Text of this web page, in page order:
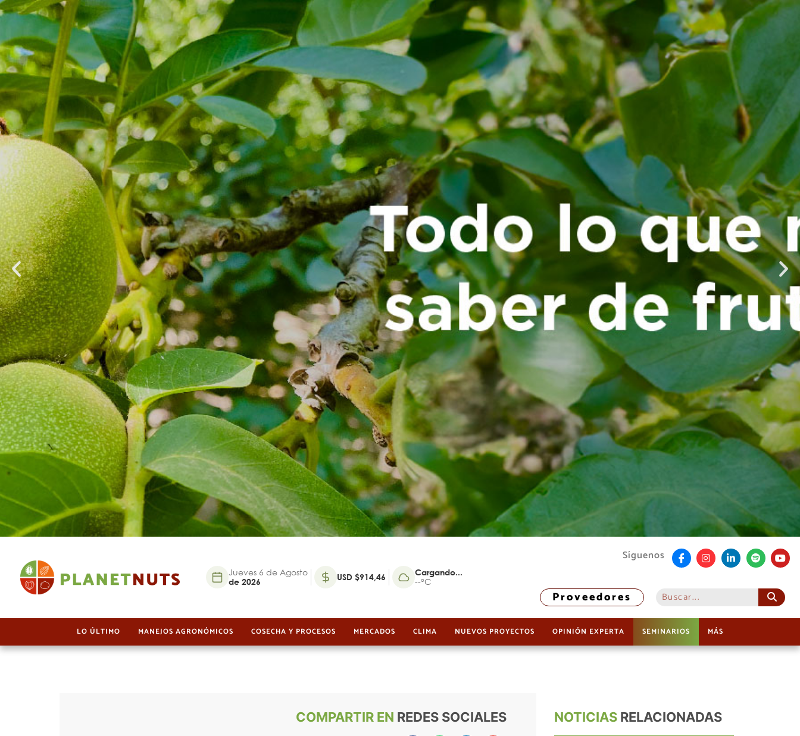
Jueves 6 de Agosto
de 2026 USD $914,46 Cargando...
--°C
Síguenos
Proveedores
LO ÚLTIMO MANEJOS AGRONÓMICOS COSECHA Y PROCESOS MERCADOS CLIMA NUEVOS PROYECTOS OPINIÓN EXPERTA SEMINARIOS MÁS
COMPARTIR EN REDES SOCIALES NOTICIAS RELACIONADAS